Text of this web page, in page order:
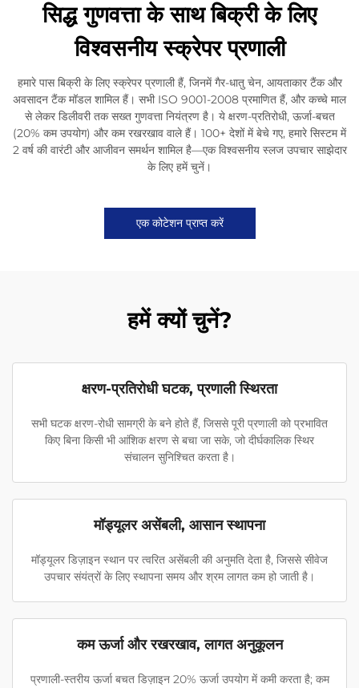
सिद्ध गुणवत्ता के साथ बिक्री के लिए
विश्वसनीय स्क्रेपर प्रणाली
हमारे पास बिक्री के लिए स्क्रेपर प्रणाली हैं, जिनमें गैर-धातु चेन, आयताकार टैंक और
अवसादन टैंक मॉडल शामिल हैं। सभी ISO 9001-2008 प्रमाणित हैं, और कच्चे माल
से लेकर डिलीवरी तक सख्त गुणवत्ता नियंत्रण है। ये क्षरण-प्रतिरोधी, ऊर्जा-बचत
(20% कम उपयोग) और कम रखरखाव वाले हैं। 100+ देशों में बेचे गए, हमारे सिस्टम में
2 वर्ष की वारंटी और आजीवन समर्थन शामिल है—एक विश्वसनीय स्लज उपचार साझेदार
के लिए हमें चुनें।
एक कोटेशन प्राप्त करें
हमें क्यों चुनें?
क्षरण-प्रतिरोधी घटक, प्रणाली स्थिरता
सभी घटक क्षरण-रोधी सामग्री के बने होते हैं, जिससे पूरी प्रणाली को प्रभावित
किए बिना किसी भी आंशिक क्षरण से बचा जा सके, जो दीर्घकालिक स्थिर
संचालन सुनिश्चित करता है।
मॉड्यूलर असेंबली, आसान स्थापना
मॉड्यूलर डिज़ाइन स्थान पर त्वरित असेंबली की अनुमति देता है, जिससे सीवेज
उपचार संयंत्रों के लिए स्थापना समय और श्रम लागत कम हो जाती है।
कम ऊर्जा और रखरखाव, लागत अनुकूलन
प्रणाली-स्तरीय ऊर्जा बचत डिज़ाइन 20% ऊर्जा उपयोग में कमी करता है; कम